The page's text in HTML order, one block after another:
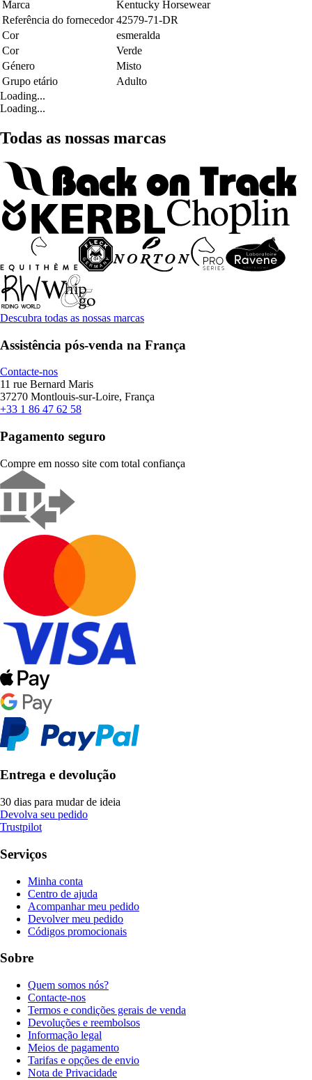
Marca
Kentucky Horsewear
Referência do fornecedor 42579-71-DR
Cor
esmeralda
Cor
Verde
Género
Misto
Grupo etário
Adulto
Loading...
Loading...
Todas as nossas marcas
Descubra todas as nossas marcas
Assistência pós-venda na França
Contacte-nos
11 rue Bernard Maris
37270 Montlouis-sur-Loire, França
+33 1 86 47 62 58
Pagamento seguro
Compre em nosso site com total confiança
Entrega e devolução
30 dias para mudar de ideia
Devolva seu pedido
Trustpilot
Serviços
Minha conta
Centro de ajuda
Acompanhar meu pedido
Devolver meu pedido
Códigos promocionais
Sobre
Quem somos nós?
Contacte-nos
Termos e condições gerais de venda
Devoluções e reembolsos
Informação legal
Meios de pagamento
Tarifas e opções de envio
Nota de Privacidade